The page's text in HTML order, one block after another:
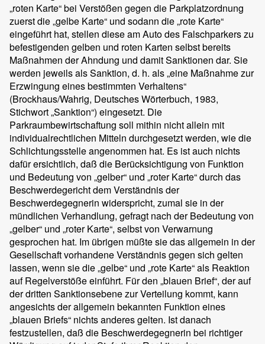
„roten Karte“ bei Verstößen gegen die Parkplatzordnung
zuerst die „gelbe Karte“ und sodann die „rote Karte“
eingeführt hat, stellen diese am Auto des Falschparkers zu
befestigenden gelben und roten Karten selbst bereits
Maßnahmen der Ahndung und damit Sanktionen dar. Sie
werden jeweils als Sanktion, d. h. als „eine Maßnahme zur
Erzwingung eines bestimmten Verhaltens“
(Brockhaus/Wahrig, Deutsches Wörterbuch, 1983,
Stichwort „Sanktion“) eingesetzt. Die
Parkraumbewirtschaftung soll mithin nicht allein mit
individualrechtlichen Mitteln durchgesetzt werden, wie die
Schlichtungsstelle angenommen hat. Es ist auch nichts
dafür ersichtlich, daß die Berücksichtigung von Funktion
und Bedeutung von „gelber“ und „roter Karte“ durch das
Beschwerdegericht dem Verständnis der
Beschwerdegegnerin widerspricht, zumal sie in der
mündlichen Verhandlung, gefragt nach der Bedeutung von
„gelber“ und „roter Karte“, selbst von Verwarnung
gesprochen hat. Im übrigen müßte sie das allgemein in der
Gesellschaft vorhandene Verständnis gegen sich gelten
lassen, wenn sie die „gelbe“ und „rote Karte“ als Reaktion
auf Regelverstöße einführt. Für den „blauen Brief“, der auf
der dritten Sanktionsebene zur Verteilung kommt, kann
angesichts der allgemein bekannten Funktion eines
„blauen Briefs“ nichts anderes gelten. Ist danach
festzustellen, daß die Beschwerdegegnerin bei richtiger